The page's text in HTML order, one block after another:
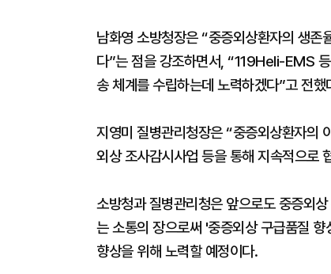
남화영 소방청장은 “중증외상환자의 생
다”는 점을 강조하면서, “119Heli-EMS
송 체계를 수립하는데 노력하겠다”고 전했
지영미 질병관리청장은 “중증외상환자의
외상 조사감시사업 등을 통해 지속적으로
소방청과 질병관리청은 앞으로도 중증외
는 소통의 장으로써 '중증외상 구급품질
향상을 위해 노력할 예정이다.